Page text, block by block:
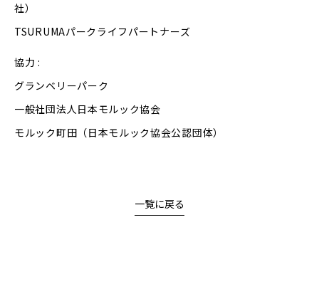
社）
TSURUMAパークライフパートナーズ
協力 :
グランベリーパーク
一般社団法人日本モルック協会
モルック町田（日本モルック協会公認団体）
一覧に戻る